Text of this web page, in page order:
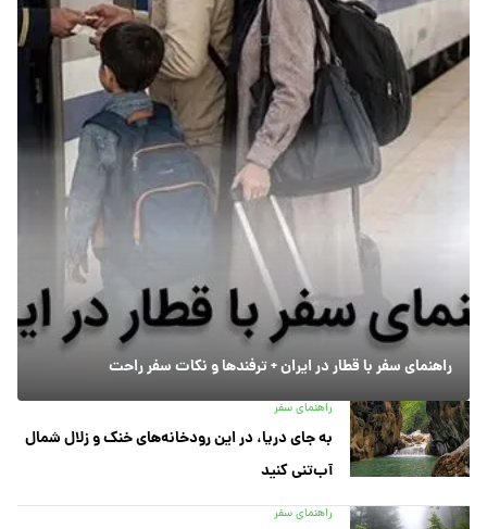
راهنمای سفر با قطار در ایران + ترفندها و نکات سفر راحت
راهنمای سفر
به جای دریا، در این رودخانه‌های خنک و زلال شمال
آب‌تنی کنید
راهنمای سفر